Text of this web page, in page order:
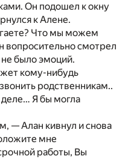
Он подошел к окну
к Алене.
Что мы можем
вопросительно смотрел
было эмоций.
кому-нибудь
родственникам..
Я бы могла
— Алан кивнул и снова
мне
работы, Вы